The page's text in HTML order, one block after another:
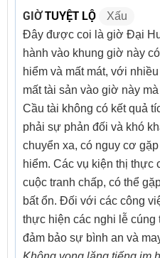
GIỜTUYỆT LỘ
Xấu
Đây được coi là giờ Đại
hành vào khung giờ này
hiểm và mất mát, với
mất tài sản vào giờ này
Cầu tài không có kết quả
phải sự phản đối và khó
chuyển xa, có nguy cơ
hiểm. Các vụ kiện thị thực
cuộc tranh chấp, có thể
bất ổn. Đối với các công
thực hiện các nghi lễ cúng
đảm bảo sự bình an và